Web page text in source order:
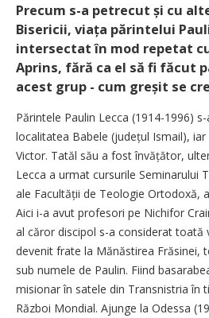
Precum s-a petrecut și cu
Bisericii, viața părintelui
intersectat în mod repetat
Aprins, fără ca el să fi făcut
acest grup - cum greșit se
Părintele Paulin Lecca (1914-1996)
localitatea Babele (județul Ismail),
Victor. Tatăl său a fost învățător,
Lecca a urmat cursurile Seminarului
ale Facultății de Teologie Ortodoxă,
Aici i-a avut profesori pe Nichifor
al căror discipol s-a considerat toată
devenit frate la Mănăstirea Frăsinei,
sub numele de Paulin. Fiind
misionar în satele din Transnistria în
Război Mondial. Ajunge la Odessa